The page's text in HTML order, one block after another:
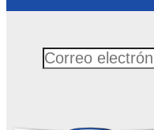
Correo